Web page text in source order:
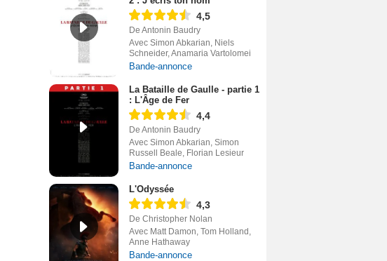
4,5
De Antonin Baudry
Avec Simon Abkarian, Niels
Schneider, Anamaria Vartolomei
Bande-annonce
La Bataille de Gaulle - partie 1
: L'Âge de Fer
4,4
De Antonin Baudry
Avec Simon Abkarian, Simon
Russell Beale, Florian Lesieur
Bande-annonce
L'Odyssée
4,3
De Christopher Nolan
Avec Matt Damon, Tom Holland,
Anne Hathaway
Bande-annonce